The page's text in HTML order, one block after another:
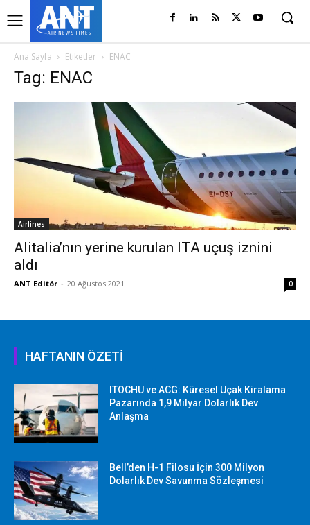
Ana Sayfa Etiketler ENAC
Tag: ENAC
Airlines
Alitalia’nın yerine kurulan ITA uçuş iznini
aldı
ANT Editör - 20 Ağustos 2021 0
HAFTANIN ÖZETİ
ITOCHU ve ACG: Küresel Uçak Kiralama
Pazarında 1,9 Milyar Dolarlık Dev
Anlaşma
Bell’den H-1 Filosu İçin 300 Milyon
Dolarlık Dev Savunma Sözleşmesi